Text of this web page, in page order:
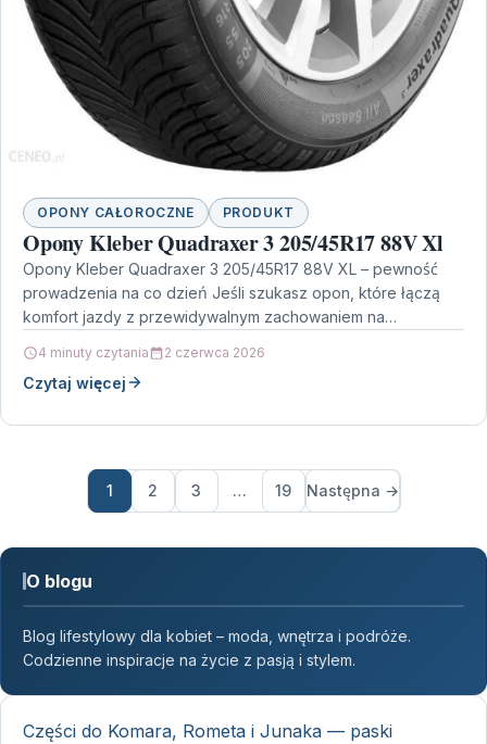
OPONY CAŁOROCZNE PRODUKT
Opony Kleber Quadraxer 3 205/45R17 88V Xl
Opony Kleber Quadraxer 3 205/45R17 88V XL – pewność
prowadzenia na co dzień Jeśli szukasz opon, które łączą
komfort jazdy z przewidywalnym zachowaniem na…
4 minuty czytania 2 czerwca 2026
Czytaj więcej
1 2 3 … 19 Następna →
O blogu
Blog lifestylowy dla kobiet – moda, wnętrza i podróże.
Codzienne inspiracje na życie z pasją i stylem.
Części do Komara, Rometa i Junaka — paski